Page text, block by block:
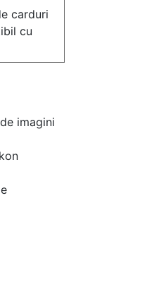
carduri
cu
imagini